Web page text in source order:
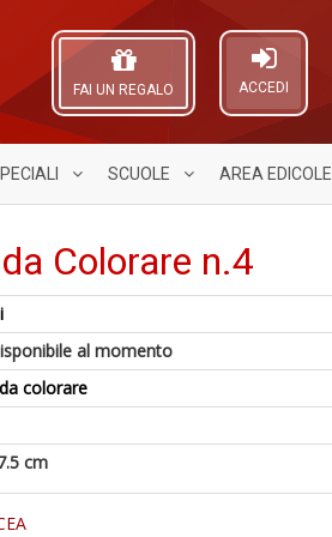
ACCEDI
FAI UN REGALO
SCUOLE AREA EDICOLE
Colorare n.4
al momento
colorare
cm